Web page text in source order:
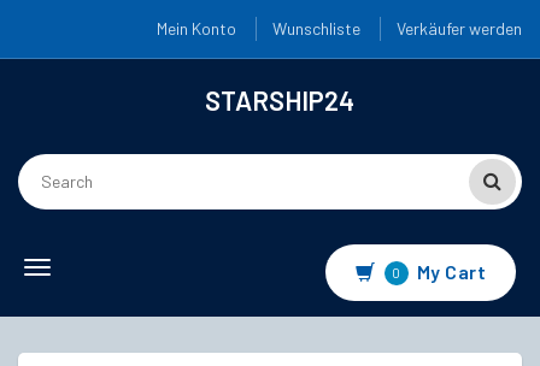
Mein Konto Wunschliste Verkäufer werden
STARSHIP24
Toggle
0 My Cart